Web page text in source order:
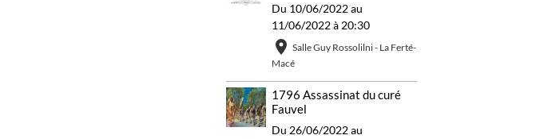
Du 10/06/2022au
11/06/2022à 20:30
Salle Guy Rossolilni - La Ferté-
Macé
1796 Assassinat du curé
Fauvel
Du 26/06/2022au